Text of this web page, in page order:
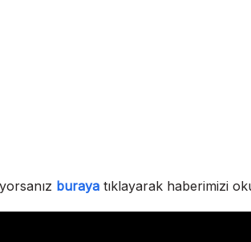
buraya tıklayarak haberimizi